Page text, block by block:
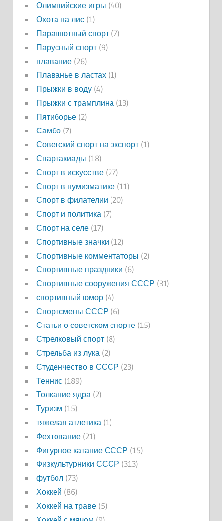
Олимпийские игры (40)
Охота на лис(1)
Парашютный спорт(7)
Парусный спорт(9)
плавание(26)
Плаванье в ластах(1)
Прыжки в воду(4)
Прыжки с трамплина(13)
Пятиборье(2)
Самбо(7)
Советский спорт на экспорт(1)
Спартакиады (18)
Спорт в искусстве(27)
Спорт в нумизматике(11)
Спорт в филателии (20)
Спорт и политика(7)
Спорт на селе(17)
Спортивные значки (12)
Спортивные комментаторы (2)
Спортивные праздники (6)
Спортивные сооружения СССР (31)
спортивный юмор(4)
Спортсмены СССР (6)
Статьи о советском спорте(15)
Стрелковый спорт(8)
Стрельба из лука(2)
Студенчество в СССР (23)
Теннис(189)
Толкание ядра(2)
Туризм (15)
тяжелая атлетика(1)
Фехтование(21)
Фигурное катание СССР (15)
Физкультурники СССР (313)
футбол(73)
Хоккей (86)
Хоккей на траве(5)